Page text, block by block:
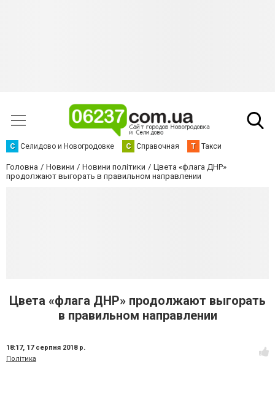
С Селидово и Новогродовке С Справочная Т Такси
Головна Новини Новини політики
Цвета «флага ДНР»
продолжают выгорать в правильном направлении
Цвета «флага ДНР» продолжают выгорать
в правильном направлении
18:17, 17 серпня 2018 р.
Політика